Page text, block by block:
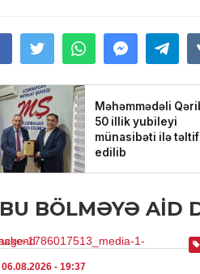
BU BÖLMƏYƏ AID
06.08.2026 - 19:37
Paşinyan:
gəldisə, Putin
bilər” – VİDEO